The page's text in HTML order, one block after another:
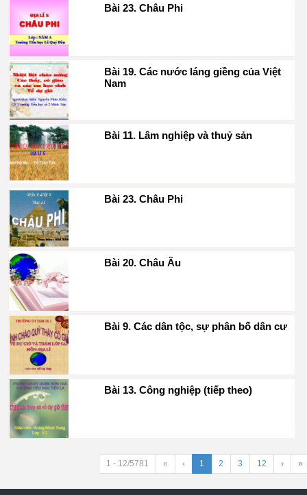
Bài 23. Châu Phi
Bài 19. Các nước láng giềng của Việt
Nam
Bài 11. Lâm nghiệp và thuỷ sản
Bài 23. Châu Phi
Bài 20. Châu Âu
Bài 9. Các dân tộc, sự phân bố dân cư
Bài 13. Công nghiệp (tiếp theo)
1 - 12/5781 « ‹ 1 2 3 12 › »